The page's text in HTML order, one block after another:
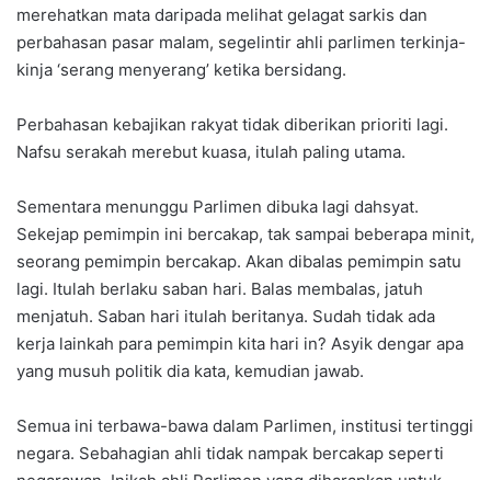
merehatkan mata daripada melihat gelagat sarkis dan
perbahasan pasar malam, segelintir ahli parlimen terkinja-
kinja ‘serang menyerang’ ketika bersidang.
Perbahasan kebajikan rakyat tidak diberikan prioriti lagi.
Nafsu serakah merebut kuasa, itulah paling utama.
Sementara menunggu Parlimen dibuka lagi dahsyat.
Sekejap pemimpin ini bercakap, tak sampai beberapa minit,
seorang pemimpin bercakap. Akan dibalas pemimpin satu
lagi. Itulah berlaku saban hari. Balas membalas, jatuh
menjatuh. Saban hari itulah beritanya. Sudah tidak ada
kerja lainkah para pemimpin kita hari in? Asyik dengar apa
yang musuh politik dia kata, kemudian jawab.
Semua ini terbawa-bawa dalam Parlimen, institusi tertinggi
negara. Sebahagian ahli tidak nampak bercakap seperti